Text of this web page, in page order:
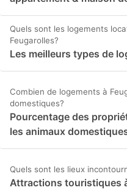
Quels sont les logements
Feugarolles?
Les meilleurs types de
Combien de logements à
domestiques?
Pourcentage des
les animaux
Quels sont les lieux
Attractions touristiques